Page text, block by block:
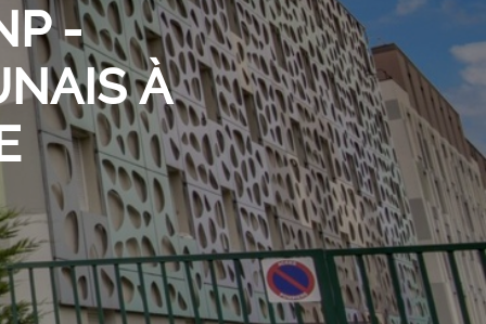
-
À